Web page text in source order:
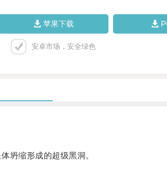
苹果下载
安卓市场，安全绿色
坍缩形成的超级黑洞。